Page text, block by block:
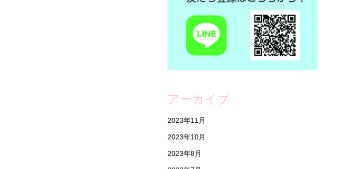
アーカイブ
2023年11月
2023年10月
2023年8月